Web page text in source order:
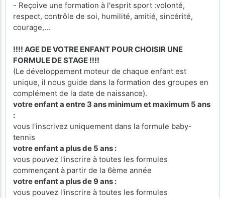
- Reçoive une formation à l'esprit sport :volonté,
respect, contrôle de soi, humilité, amitié, sincérité,
courage,...
!!!! AGE DE VOTRE ENFANT POUR CHOISIR UNE
FORMULE DE STAGE !!!!
(Le développement moteur de chaque enfant est
unique, il nous guide dans la formation des groupes en
complément de la date de naissance).
votre enfant a entre 3 ans minimum et maximum 5 ans
:
vous l'inscrivez uniquement dans la formule baby-
tennis
votre enfant a plus de 5 ans :
vous pouvez l'inscrire à toutes les formules
commençant à partir de la 6ème année
votre enfant a plus de 9 ans :
vous pouvez l'inscrire à toutes les formules